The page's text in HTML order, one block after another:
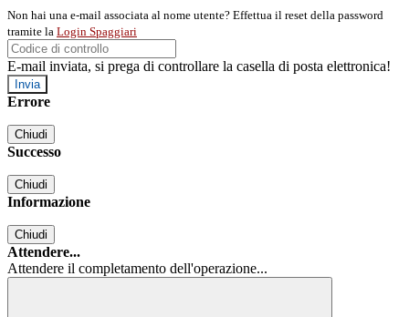
Non hai una e-mail associata al nome utente? Effettua il reset della password
tramite la Login Spaggiari
E-mail inviata, si prega di controllare la casella di posta elettronica!
Errore
Chiudi
Successo
Chiudi
Informazione
Chiudi
Attendere...
Attendere il completamento dell'operazione...